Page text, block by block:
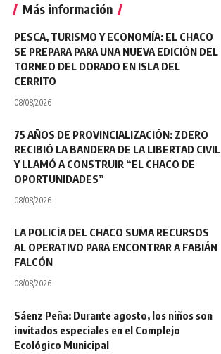
Más información
PESCA, TURISMO Y ECONOMÍA: EL CHACO
SE PREPARA PARA UNA NUEVA EDICIÓN DEL
TORNEO DEL DORADO EN ISLA DEL
CERRITO
08/08/2026
75 AÑOS DE PROVINCIALIZACIÓN: ZDERO
RECIBIÓ LA BANDERA DE LA LIBERTAD CIVIL
Y LLAMÓ A CONSTRUIR “EL CHACO DE
OPORTUNIDADES”
08/08/2026
LA POLICÍA DEL CHACO SUMA RECURSOS
AL OPERATIVO PARA ENCONTRAR A FABIÁN
FALCÓN
08/08/2026
Sáenz Peña: Durante agosto, los niños son
invitados especiales en el Complejo
Ecológico Municipal